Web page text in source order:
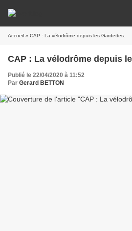
Accueil » CAP : La vélodrôme depuis les Gardettes.
CAP : La vélodrôme depuis
Publié le 22/04/2020 à 11:52
Par Gerard BETTON